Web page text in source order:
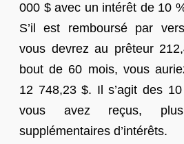
000 $ avec un intérêt de 10
S’il est remboursé par
vous devrez au prêteur
bout de 60 mois, vous
12 748,23 $. Il s’agit des
vous avez reçus,
supplémentaires d’intérêts.